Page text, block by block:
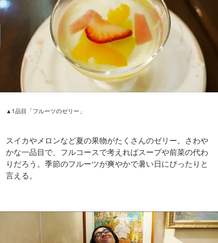
▲1品目「フルーツのゼリー」
スイカやメロンなど夏の果物がたくさんのゼリー。さわや
かな一品目で、フルコースで考えればスープや前菜の代わ
りだろう。季節のフルーツが爽やかで暑い日にぴったりと
言える。